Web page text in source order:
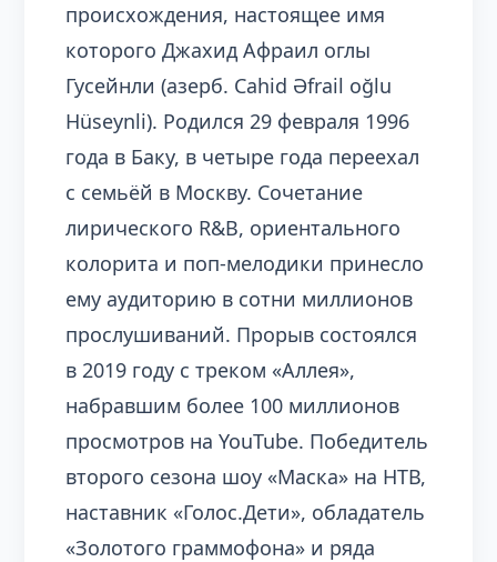
происхождения, настоящее имя
которого Джахид Афраил оглы
Гусейнли (азерб. Cahid Əfrail oğlu
Hüseynli). Родился 29 февраля 1996
года в Баку, в четыре года переехал
с семьёй в Москву. Сочетание
лирического R&B, ориентального
колорита и поп-мелодики принесло
ему аудиторию в сотни миллионов
прослушиваний. Прорыв состоялся
в 2019 году с треком «Аллея»,
набравшим более 100 миллионов
просмотров на YouTube. Победитель
второго сезона шоу «Маска» на НТВ,
наставник «Голос.Дети», обладатель
«Золотого граммофона» и ряда